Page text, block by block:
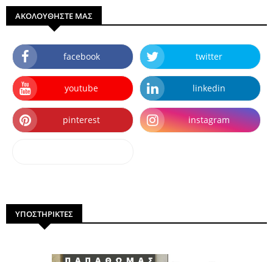
ΑΚΟΛΟΥΘΗΣΤΕ ΜΑΣ
facebook twitter
youtube linkedin
pinterest instagram
ΥΠΟΣΤΗΡΙΚΤΕΣ